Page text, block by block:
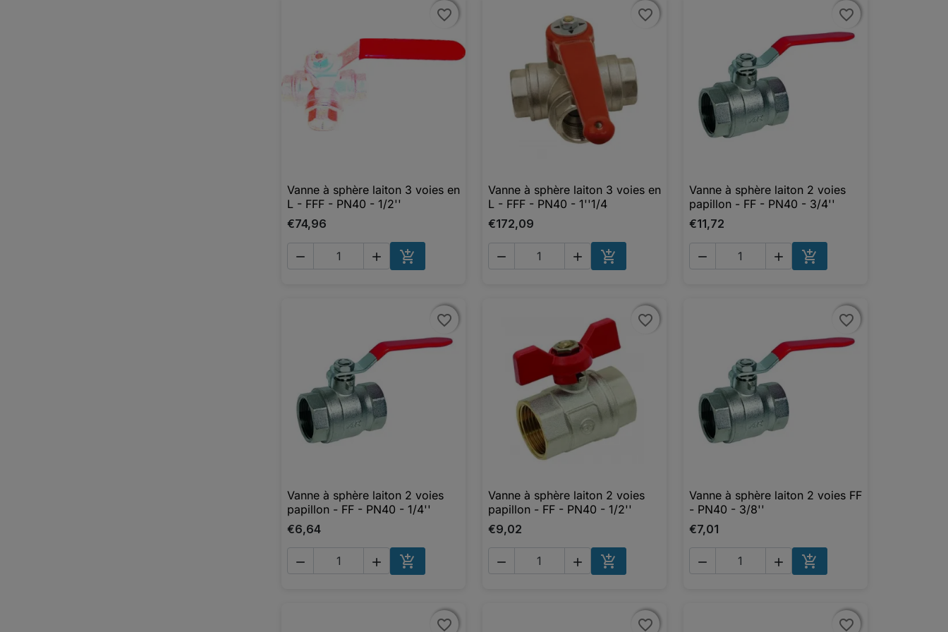
favorite_border
favorite_border
 Aperçu rapide
Vanne à sphère laiton 3 voies en
L - FFF - PN40 - 1/2''
€74,96
  
AJOUTER AU PANIER
favorite_border
favorite_border
 Aperçu rapide
Vanne à sphère laiton 3 voies en
L - FFF - PN40 - 1''1/4
€172,09
  
AJOUTER AU PANIER
favorite_border
favorite_border
 Aperçu rapide
Vanne à sphère laiton 2 voies
papillon - FF - PN40 - 3/4''
€11,72
  
AJOUTER AU PANIER
favorite_border
favorite_border
 Aperçu rapide
Vanne à sphère laiton 2 voies
papillon - FF - PN40 - 1/4''
€6,64
  
AJOUTER AU PANIER
favorite_border
favorite_border
 Aperçu rapide
Vanne à sphère laiton 2 voies
papillon - FF - PN40 - 1/2''
€9,02
  
AJOUTER AU PANIER
favorite_border
favorite_border
 Aperçu rapide
Vanne à sphère laiton 2 voies FF
- PN40 - 3/8''
€7,01
  
AJOUTER AU PANIER
favorite_border
favorite_border favorite_border
favorite_border favorite_border
favorite_border